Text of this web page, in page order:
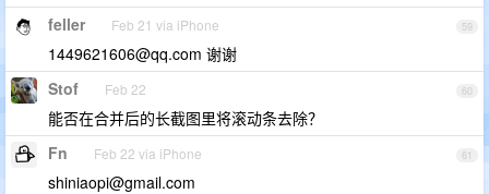
59
feller Feb 21 via iPhone
1449621606@qq.com 谢谢
60
Stof Feb 22
能否在合并后的长截图里将滚动条去除？
61
Fn Feb 22 via iPhone
shiniaopi@gmail.com